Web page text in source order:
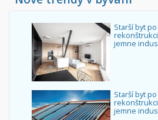
Starší byt
jemne
Starší byt
jemne